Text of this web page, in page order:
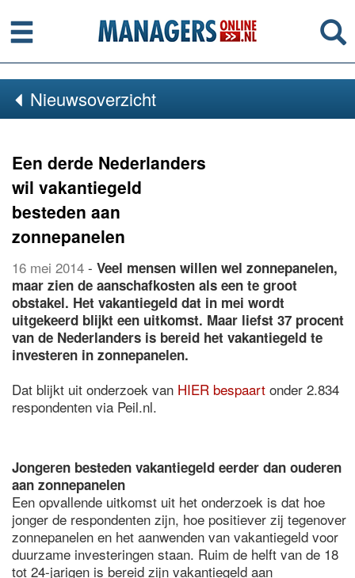
Menu
Nieuwsoverzicht
Een derde Nederlanders
wil vakantiegeld
besteden aan
zonnepanelen
16 mei 2014 - Veel mensen willen wel zonnepanelen,
maar zien de aanschafkosten als een te groot
obstakel. Het vakantiegeld dat in mei wordt
uitgekeerd blijkt een uitkomst. Maar liefst 37 procent
van de Nederlanders is bereid het vakantiegeld te
investeren in zonnepanelen.
Dat blijkt uit onderzoek van HIER bespaart onder 2.834
respondenten via Peil.nl.
Jongeren besteden vakantiegeld eerder dan ouderen
aan zonnepanelen
Een opvallende uitkomst uit het onderzoek is dat hoe
jonger de respondenten zijn, hoe positiever zij tegenover
zonnepanelen en het aanwenden van vakantiegeld voor
duurzame investeringen staan. Ruim de helft van de 18
tot 24-jarigen is bereid zijn vakantiegeld aan